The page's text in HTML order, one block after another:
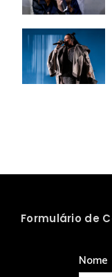
Formulário de
Nome